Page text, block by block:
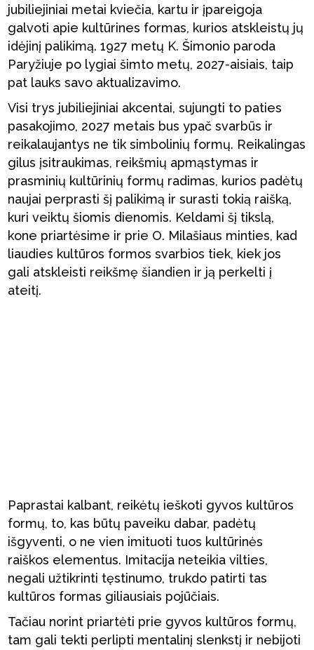
jubiliejiniai metai kviečia, kartu ir įpareigoja
galvoti apie kultūrines formas, kurios atskleistų jų
idėjinį palikimą. 1927 metų K. Šimonio paroda
Paryžiuje po lygiai šimto metų, 2027-aisiais, taip
pat lauks savo aktualizavimo.
Visi trys jubiliejiniai akcentai, sujungti to paties
pasakojimo, 2027 metais bus ypač svarbūs ir
reikalaujantys ne tik simbolinių formų. Reikalingas
gilus įsitraukimas, reikšmių apmąstymas ir
prasminių kultūrinių formų radimas, kurios padėtų
naujai perprasti šį palikimą ir surasti tokią raišką,
kuri veiktų šiomis dienomis. Keldami šį tikslą,
kone priartėsime ir prie O. Milašiaus minties, kad
liaudies kultūros formos svarbios tiek, kiek jos
gali atskleisti reikšmę šiandien ir ją perkelti į
ateitį.
Paprastai kalbant, reikėtų ieškoti gyvos kultūros
formų, to, kas būtų paveiku dabar, padėtų
išgyventi, o ne vien imituoti tuos kultūrinės
raiškos elementus. Imitacija neteikia vilties,
negali užtikrinti tęstinumo, trukdo patirti tas
kultūros formas giliausiais pojūčiais.
Tačiau norint priartėti prie gyvos kultūros formų,
tam gali tekti perlipti mentalinį slenkstį ir nebijoti